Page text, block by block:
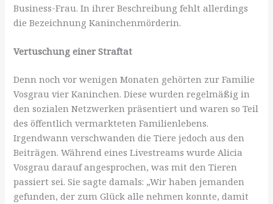
Business-Frau. In ihrer Beschreibung fehlt allerdings
die Bezeichnung Kaninchenmörderin.
Vertuschung einer Straftat
Denn noch vor wenigen Monaten gehörten zur Familie
Vosgrau vier Kaninchen. Diese wurden regelmäßig in
den sozialen Netzwerken präsentiert und waren so Teil
des öffentlich vermarkteten Familienlebens.
Irgendwann verschwanden die Tiere jedoch aus den
Beiträgen. Während eines Livestreams wurde Alicia
Vosgrau darauf angesprochen, was mit den Tieren
passiert sei. Sie sagte damals: „Wir haben jemanden
gefunden, der zum Glück alle nehmen konnte, damit